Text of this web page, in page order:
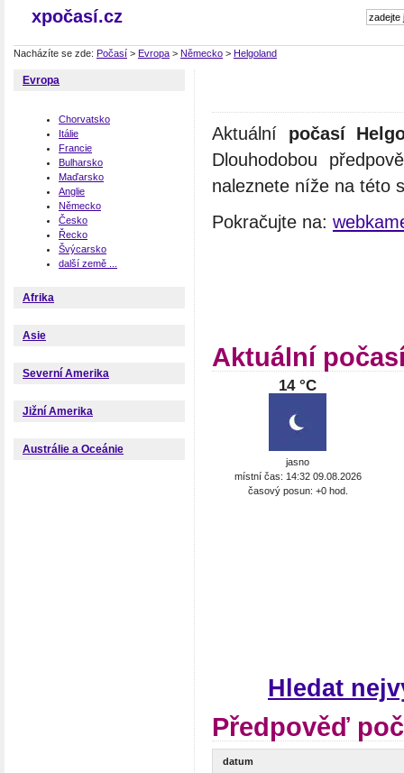
xpočasí.cz
Nacházíte se zde: Počasí > Evropa > Německo > Helgoland
Evropa
Chorvatsko
Itálie
Francie
Bulharsko
Maďarsko
Anglie
Německo
Česko
Řecko
Švýcarsko
další země ...
Afrika
Asie
Severní Amerika
Jižní Amerika
Austrálie a Oceánie
Aktuální počasí
Dlouhodobou
naleznete níže na této
Pokračujte na:
Aktuální
14 °C
jasno
místní čas: 14:32 09.08.2026
časový posun: +0 hod.
Hledat
Předpověď
datum